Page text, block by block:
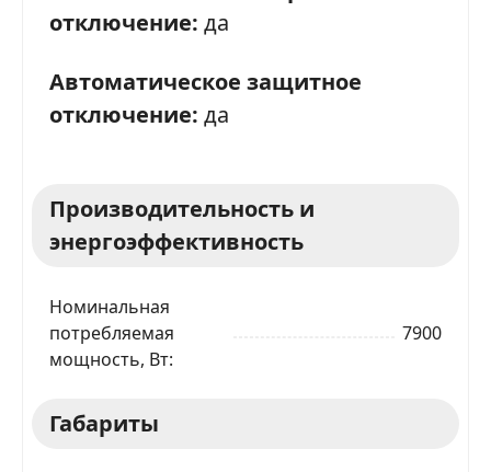
отключение: да
Автоматическое защитное
отключение: да
Производительность и
энергоэффективность
Номинальная
потребляемая
мощность, Вт
7900
Габариты
Ваше имя
площадки